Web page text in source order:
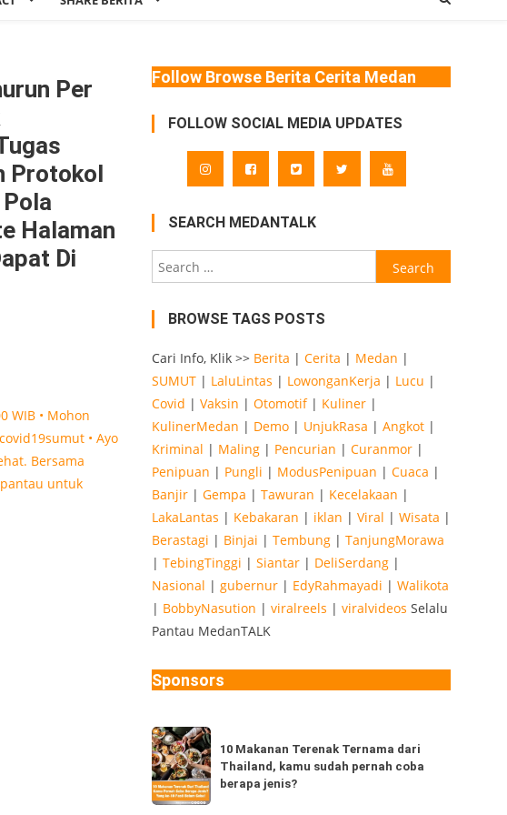
Per
Protokol
Halaman
Di
Follow Browse Berita Cerita Medan
FOLLOW SOCIAL MEDIA UPDATES
SEARCH MEDANTALK
Search
for:
BROWSE TAGS POSTS
Cari Info, Klik >> Berita | Cerita | Medan |
SUMUT| LaluLintas | LowonganKerja | Lucu |
Covid | Vaksin | Otomotif| Kuliner|
KulinerMedan | Demo| UnjukRasa | Angkot|
Kriminal | Maling| Pencurian | Curanmor|
Penipuan | Pungli | ModusPenipuan | Cuaca |
Banjir| Gempa | Tawuran | Kecelakaan |
LakaLantas | Kebakaran | iklan | Viral | Wisata |
Berastagi | Binjai | Tembung| TanjungMorawa
| TebingTinggi | Siantar| DeliSerdang|
Nasional | gubernur| EdyRahmayadi | Walikota
| BobbyNasution | viralreels | viralvideos Selalu
Pantau MedanTALK
Sponsors
10
Makanan
Terenak
Ternama
10 Makanan Terenak Ternama dari
Thailand, kamu sudah pernah coba
berapa jenis?